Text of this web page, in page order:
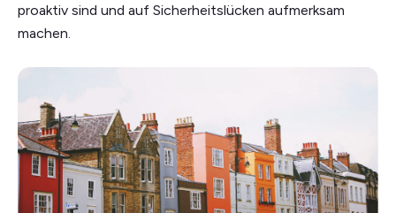
proaktiv sind und auf Sicherheitslücken aufmerksam
machen.